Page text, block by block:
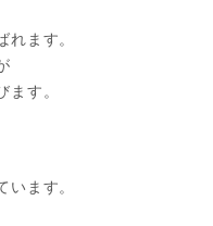
ます。
す。
ます。